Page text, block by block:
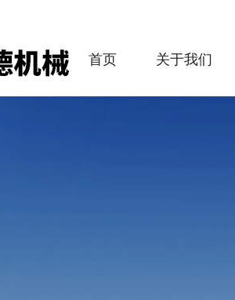
首页 关于我们